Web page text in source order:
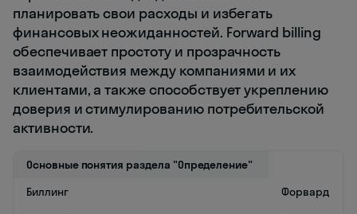
планировать свои расходы и избегать
финансовых неожиданностей. Forward billing
обеспечивает простоту и прозрачность
взаимодействия между компаниями и их
клиентами, а также способствует укреплению
доверия и стимулированию потребительской
активности.
Основные понятия раздела "Определение"
Биллинг
Форвард